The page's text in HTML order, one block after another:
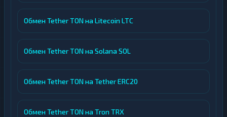
Обмен Tether TON на Litecoin LTC
Обмен Tether TON на Solana SOL
Обмен Tether TON на Tether ERC20
Обмен Tether TON на Tron TRX